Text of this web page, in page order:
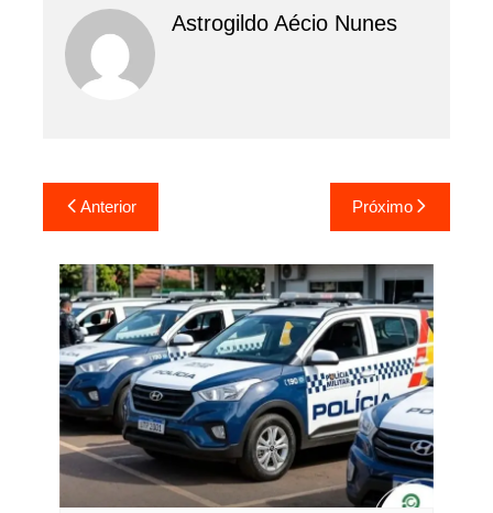
Astrogildo Aécio Nunes
Navegação
de
Post
Anterior Próximo